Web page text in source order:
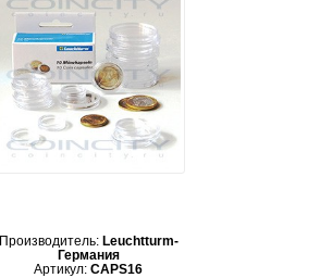
Производитель: Leuchtturm-
Германия
Артикул: CAPS16